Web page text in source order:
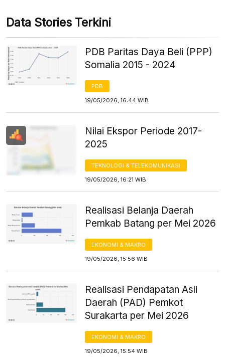
Data Stories Terkini
PDB Paritas Daya Beli (PPP)
Somalia 2015 - 2024
PDB
19/05/2026, 16:44 WIB
Nilai Ekspor Periode 2017-
2025
TEKNOLOGI & TELEKOMUNIKASI
19/05/2026, 16:21 WIB
Realisasi Belanja Daerah
Pemkab Batang per Mei 2026
EKONOMI & MAKRO
19/05/2026, 15:56 WIB
Realisasi Pendapatan Asli
Daerah (PAD) Pemkot
Surakarta per Mei 2026
EKONOMI & MAKRO
19/05/2026, 15:54 WIB